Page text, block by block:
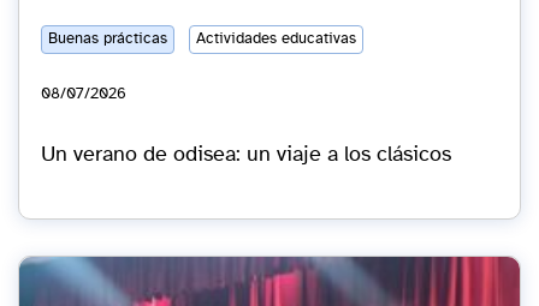
08/07/2026
Buenas prácticas Actividades educativas
Un verano de odisea: un viaje a los clásicos